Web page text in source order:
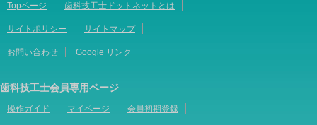
Topページ 歯科技工士ドットネットとは
サイトポリシー サイトマップ
お問い合わせ Google リンク
歯科技工士会員専用ページ
操作ガイド マイページ 会員初期登録